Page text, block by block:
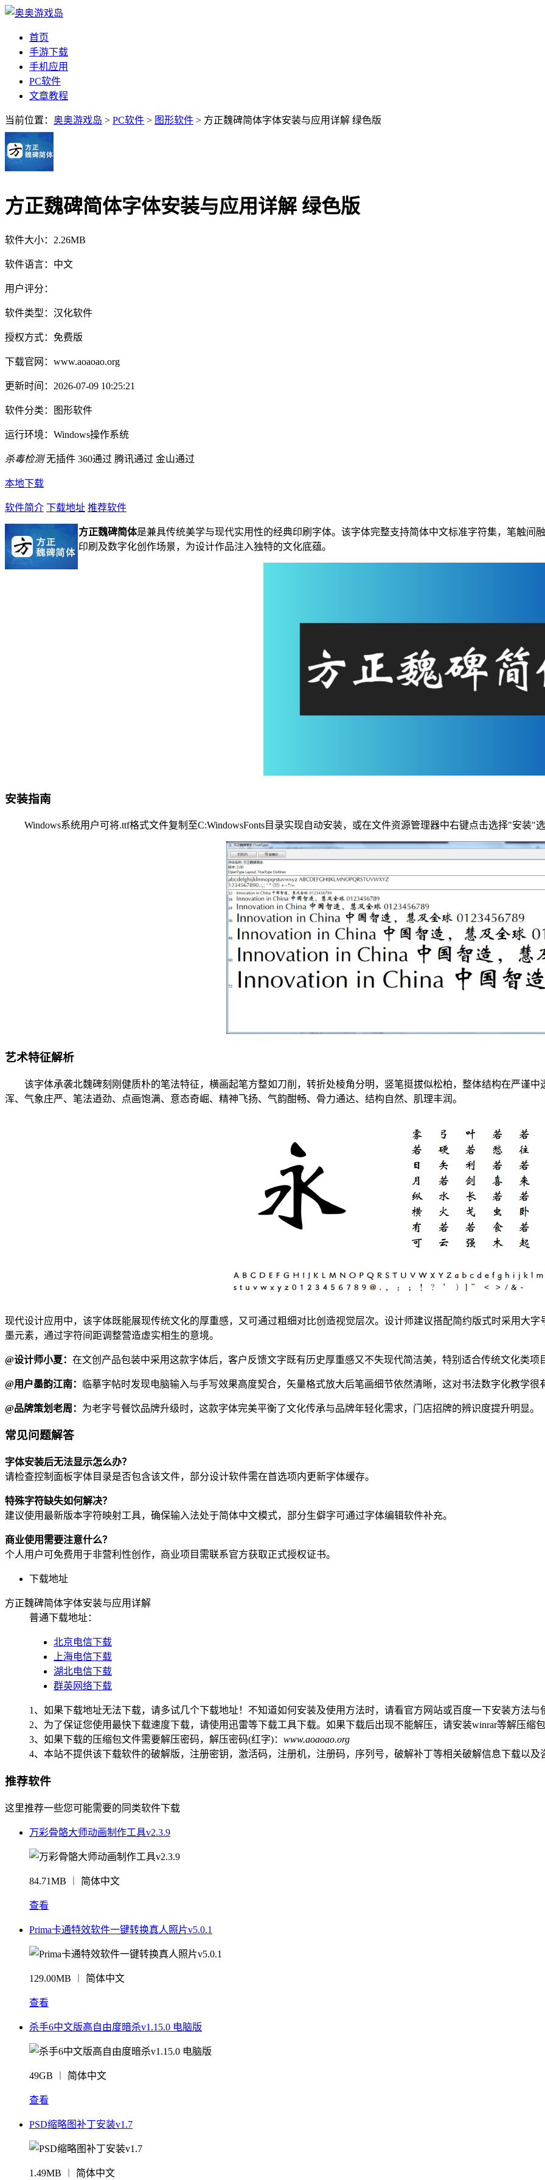
首页
手游下载
手机应用
PC软件
文章教程
当前位置： 奥奥游戏岛 > PC软件 > 图形软件 > 方正魏碑简体字体安装与应用详解 绿色版
方正魏碑简体字体安装与应用详解 绿色版
软件大小： 2.26MB
软件语言： 中文
用户评分：
软件类型： 汉化软件
授权方式： 免费版
下载官网： www.aoaoao.org
更新时间： 2026-07-09 10:25:21
软件分类： 图形软件
运行环境： Windows操作系统
杀毒检测 无插件 360通过 腾讯通过 金山通过
本地下载
软件简介 下载地址 推荐软件
方正魏碑简体是兼具传统美学与现代实用性的经典印刷字体。该字体完整支持简体中文标准字符集，笔触间
印刷及数字化创作场景，为设计作品注入独特的文化底蕴。
安装指南
Windows系统用户可将.ttf格式文件复制至C:WindowsFonts目录实现自动安装，或在文件资源管理器中右键点击选择"安装
艺术特征解析
该字体承袭北魏碑刻刚健质朴的笔法特征，横画起笔方整如刀削，转折处棱角分明，竖笔挺拔似松柏，整体结构在严谨
浑、气象庄严、笔法遒劲、点画饱满、意态奇崛、精神飞扬、气韵酣畅、骨力通达、结构自然、肌理丰润。
现代设计应用中，该字体既能展现传统文化的厚重感，又可通过粗细对比创造视觉层次。设计师建议搭配简约版式时采用大
墨元素，通过字符间距调整营造虚实相生的意境。
@设计师小夏： 在文创产品包装中采用这款字体后，客户反馈文字既有历史厚重感又不失现代简洁美，特别适合传统文化类项
@用户墨韵江南： 临摹字帖时发现电脑输入与手写效果高度契合，矢量格式放大后笔画细节依然清晰，这对书法数字化教学很
@品牌策划老周： 为老字号餐饮品牌升级时，这款字体完美平衡了文化传承与品牌年轻化需求，门店招牌的辨识度提升明显。
常见问题解答
字体安装后无法显示怎么办？
请检查控制面板字体目录是否包含该文件，部分设计软件需在首选项内更新字体缓存。
特殊字符缺失如何解决？
建议使用最新版本字符映射工具，确保输入法处于简体中文模式，部分生僻字可通过字体编辑软件补充。
商业使用需要注意什么？
个人用户可免费用于非营利性创作，商业项目需联系官方获取正式授权证书。
下载地址
方正魏碑简体字体安装与应用详解
普通下载地址：
北京电信下载
上海电信下载
湖北电信下载
群英网络下载
1、如果下载地址无法下载，请多试几个下载地址！不知道如何安装及使用方法时，请看官方网站或百度一下安装方法与
2、为了保证您使用最快下载速度下载，请使用迅雷等下载工具下载。如果下载后出现不能解压，请安装winrar等解压缩
3、如果下载的压缩包文件需要解压密码，解压密码(红字)： www.aoaoao.org
4、本站不提供该下载软件的破解版，注册密钥，激活码，注册机，注册码，序列号，破解补丁等相关破解信息下载以及
推荐软件
这里推荐一些您可能需要的同类软件下载
万彩骨骼大师动画制作工具v2.3.9
84.71MB ︱ 简体中文
查看
Prima卡通特效软件一键转换真人照片v5.0.1
129.00MB ︱ 简体中文
查看
杀手6中文版高自由度暗杀v1.15.0 电脑版
49GB ︱ 简体中文
查看
PSD缩略图补丁安装v1.7
1.49MB ︱ 简体中文